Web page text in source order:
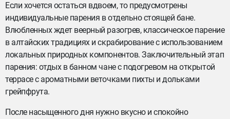
Если хочется остаться вдвоем, то предусмотрены
индивидуальные парения в отдельно стоящей бане.
Влюбленных ждет веерный разогрев, классическое парение
в алтайских традициях и скрабирование с использованием
локальных природных компонентов. Заключительный этап
парения: отдых в банном чане с подогревом на открытой
террасе с ароматными веточками пихты и дольками
грейпфрута.
После насыщенного дня нужно вкусно и спокойно